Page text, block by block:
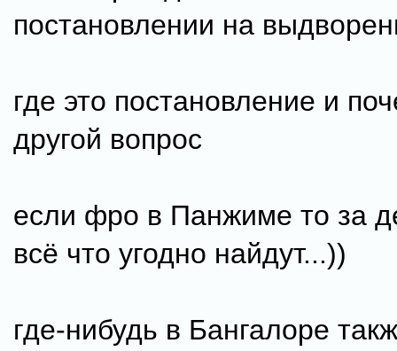
постановлении на
где это постановление и
другой вопрос
если фро в Панжиме то за
всё что угодно найдут...))
где-нибудь в Бангалоре